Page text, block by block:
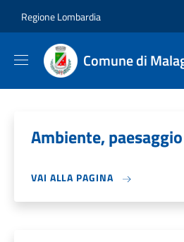
Regione Lombardia
Comune di
Ambiente,
VAI ALLA PAGINA